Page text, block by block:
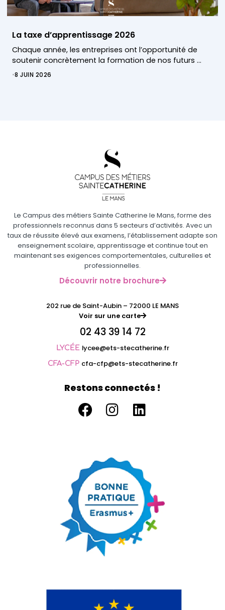
La taxe d’apprentissage 2026
Chaque année, les entreprises ont l’opportunité de
soutenir concrètement la formation de nos futurs …
•8 JUIN 2026
Le Campus des métiers Sainte Catherine le Mans, forme des
professionnels reconnus dans 5 secteurs d’activités. Avec un
taux de réussite élevé aux examens, l’établissement adapte son
enseignement scolaire, apprentissage et continue tout en
maintenant ses exigences comportementales, culturelles et
professionnelles.
Découvrir notre brochure
202 rue de Saint-Aubin – 72000 LE MANS
Voir sur une carte
02 43 39 14 72
LYCÉE lycee@ets-stecatherine.fr
CFA-CFP cfa-cfp@ets-stecatherine.fr
Restons connectés !